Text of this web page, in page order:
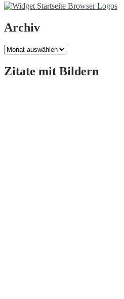
Archiv
Archiv
Zitate mit Bildern